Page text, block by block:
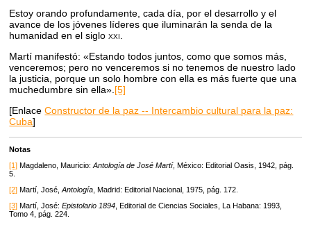
Estoy orando profundamente, cada día, por el desarrollo y el
avance de los jóvenes líderes que iluminarán la senda de la
humanidad en el sigloxxi.
Martí manifestó: «Estando todos juntos, como que somos más,
venceremos; pero no venceremos si no tenemos de nuestro lado
la justicia, porque un solo hombre con ella es más fuerte que una
muchedumbre sin ella».[5]
[EnlaceConstructor de la paz -- Intercambio cultural para la paz:
Cuba]
Notas
[1] Magdaleno, Mauricio: Antología de José Martí , México: Editorial Oasis, 1942, pág.
5.
[2] Martí, José,Antología , Madrid: Editorial Nacional, 1975, pág. 172.
[3] Martí, José:Epistolario 1894 , Editorial de Ciencias Sociales, La Habana: 1993,
Tomo 4, pág. 224.